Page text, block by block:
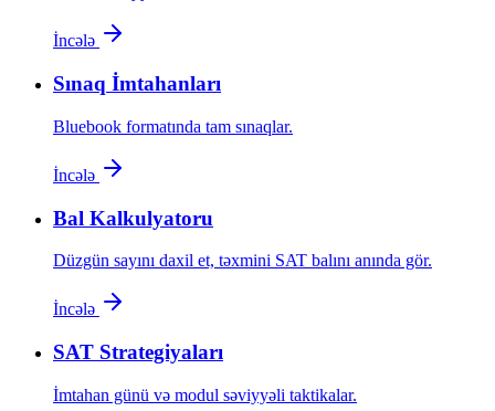
İncələ
Sınaq İmtahanları
Bluebook formatında tam sınaqlar.
İncələ
Bal Kalkulyatoru
Düzgün sayını daxil et, təxmini SAT balını anında gör.
İncələ
SAT Strategiyaları
İmtahan günü və modul səviyyəli taktikalar.